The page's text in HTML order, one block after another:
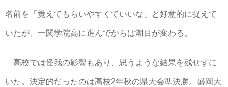
名前を「覚えてもらいやすくていいな」と好意的に捉えて
いたが、一関学院高に進んでからは潮目が変わる。
高校では怪我の影響もあり、思うような結果を残せずに
いた。決定的だったのは高校2年秋の県大会準決勝。盛岡大